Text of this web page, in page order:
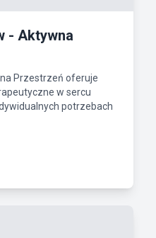
- Aktywna
Przestrzeń oferuje
w sercu
potrzebach